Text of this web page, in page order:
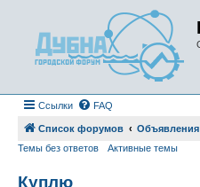
Ссылки FAQ
Список форумов Объявления
Темы без ответов
Активные темы
Куплю